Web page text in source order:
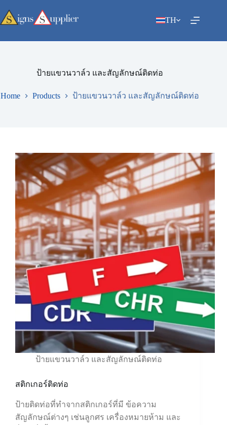
content
TH
ป้ายแขวนวาล์ว และสัญลักษณ์ติดท่อ
Home Products ป้ายแขวนวาล์ว และสัญลักษณ์ติดท่อ
ป้ายแขวนวาล์ว และสัญลักษณ์ติดท่อ
สติกเกอร์ติดท่อ
ป้ายติดท่อที่ทำจากสติกเกอร์ที่มี ข้อความ
สัญลักษณ์ต่างๆ เช่นลูกศร เครื่องหมายห้าม และ